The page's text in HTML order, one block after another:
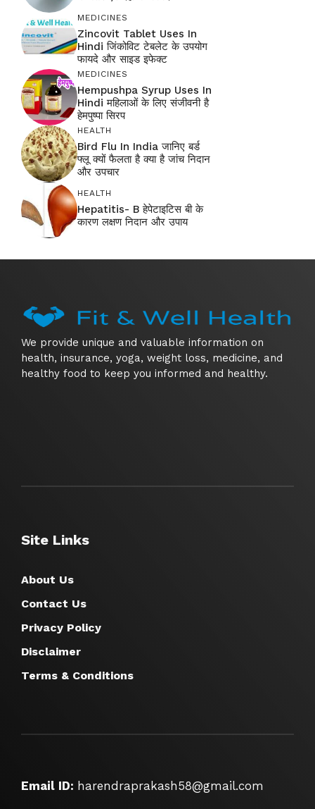
MEDICINES
Zincovit Tablet Uses In
Hindi जिंकोविट टेबलेट के उपयोग
फायदे और साइड इफेक्ट
MEDICINES
Hempushpa Syrup Uses In
Hindi महिलाओं के लिए संजीवनी है
हेमपुष्पा सिरप
HEALTH
Bird Flu In India जानिए बर्ड
फ्लू क्यों फैलता है क्या है जांच निदान
और उपचार
HEALTH
Hepatitis- B हेपेटाइटिस बी के
कारण लक्षण निदान और उपाय
We provide unique and valuable information on
health, insurance, yoga, weight loss, medicine, and
healthy food to keep you informed and healthy.
Site Links
About Us
Contact Us
Privacy Policy
Disclaimer
Terms & Conditions
Email ID: harendraprakash58@gmail.com